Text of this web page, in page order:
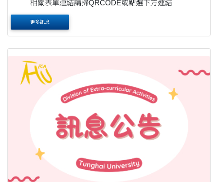
相關表單連結請掃QRCODE或點選下方連結
更多訊息